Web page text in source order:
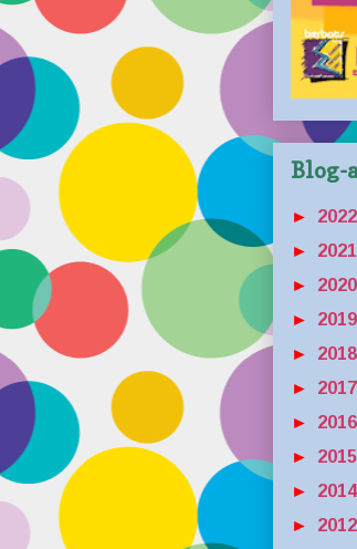
Blog-
► 2022
► 2021
► 2020
► 2019
► 2018
► 2017
► 2016
► 2015
► 2014
► 2012